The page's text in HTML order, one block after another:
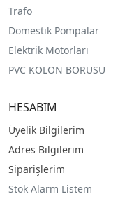
Trafo
Domestik Pompalar
Elektrik Motorları
PVC KOLON BORUSU
HESABIM
Üyelik Bilgilerim
Adres Bilgilerim
Siparişlerim
Stok Alarm Listem